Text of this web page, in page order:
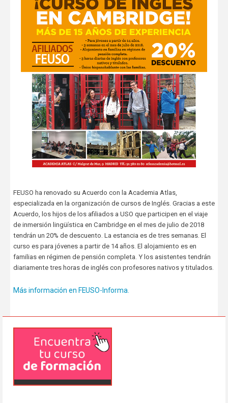
FEUSO ha renovado su Acuerdo con la Academia Atlas,
especializada en la organización de cursos de Inglés. Gracias a este
Acuerdo, los hijos de los afiliados a USO que participen en el viaje
de inmersión lingüística en Cambridge en el mes de julio de 2018
tendrán un 20% de descuento. La estancia es de tres semanas. El
curso es para jóvenes a partir de 14 años. El alojamiento es en
familias en régimen de pensión completa. Y los asistentes tendrán
diariamente tres horas de inglés con profesores nativos y titulados.
Más información en FEUSO-Informa.